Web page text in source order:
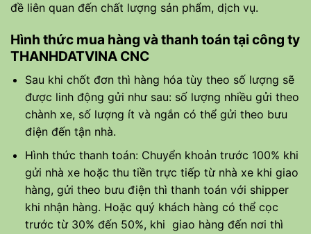
đề liên quan đến chất lượng sản phẩm, dịch vụ.
Hình thức mua hàng và thanh toán tại công ty
THANHDATVINA CNC
Sau khi chốt đơn thì hàng hóa tùy theo số lượng sẽ
được linh động gửi như sau: số lượng nhiều gửi theo
chành xe, số lượng ít và ngắn có thể gửi theo bưu
điện đến tận nhà.
Hình thức thanh toán: Chuyển khoản trước 100% khi
gửi nhà xe hoặc thu tiền trực tiếp từ nhà xe khi giao
hàng, gửi theo bưu điện thì thanh toán với shipper
khi nhận hàng. Hoặc quý khách hàng có thể cọc
trước từ 30% đến 50%, khi giao hàng đến nơi thì